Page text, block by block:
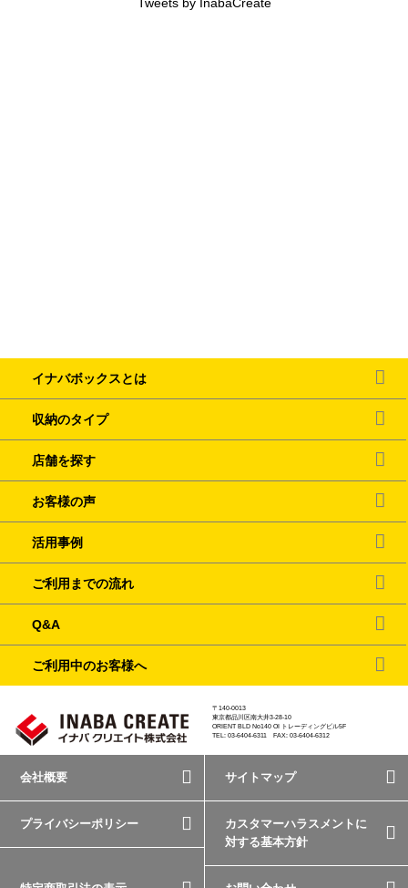
イナバボックスとは
収納のタイプ
店舗を探す
お客様の声
活用事例
ご利用までの流れ
Q&A
ご利用中のお客様へ
〒140-0013
東京都品川区南大井3-28-10
ORIENT BLD No140 OI トレーディングビル5F
TEL: 03-6404-6311 FAX: 03-6404-6312
会社概要 サイトマップ
プライバシーポリシー
カスタマーハラスメントに
対する基本方針